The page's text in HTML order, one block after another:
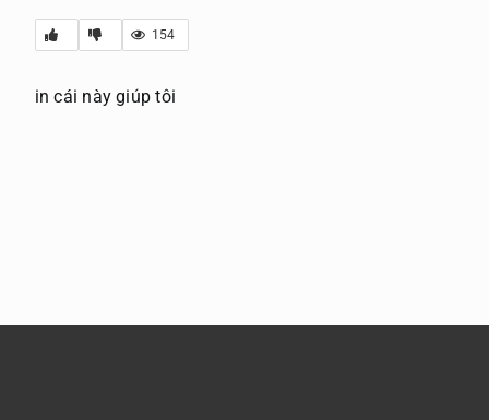
154
in cái này giúp tôi